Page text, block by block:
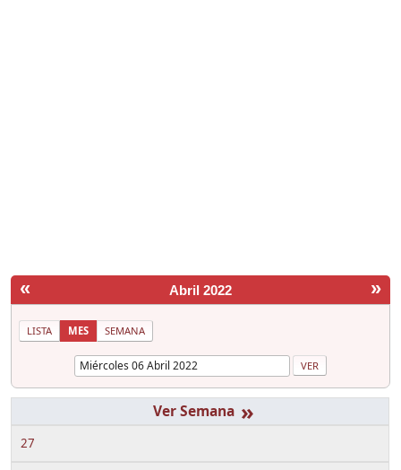
« »
Abril 2022
LISTA MES SEMANA
»
27